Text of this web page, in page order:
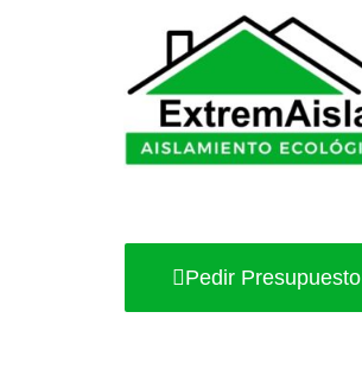
Pedir Presupuesto